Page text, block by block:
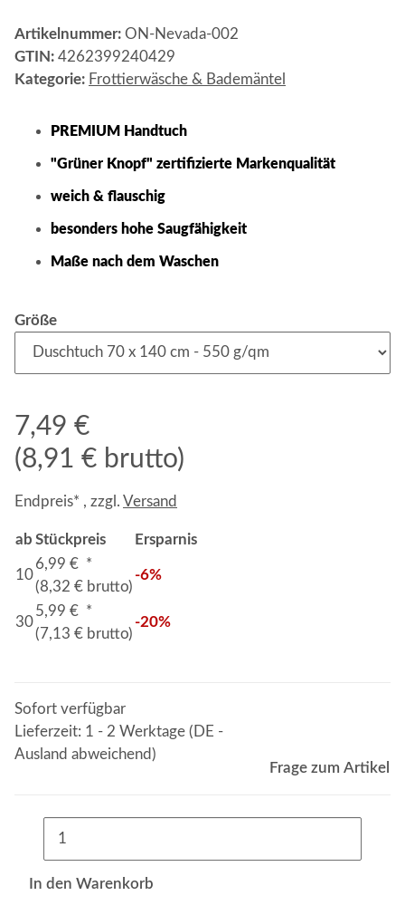
Artikelnummer: ON-Nevada-002
GTIN: 4262399240429
Kategorie: Frottierwäsche & Bademäntel
PREMIUM Handtuch
"Grüner Knopf" zertifizierte Markenqualität
weich & flauschig
besonders hohe Saugfähigkeit
Maße nach dem Waschen
Größe
7,49 €
(8,91 € brutto)
Endpreis* , zzgl. Versand
ab Stückpreis Ersparnis
10
6,99 € *
(8,32 € brutto)
-6%
30
5,99 € *
(7,13 € brutto)
-20%
Sofort verfügbar
Lieferzeit: 1 - 2 Werktage (DE -
Ausland abweichend)
Frage zum Artikel
In den Warenkorb